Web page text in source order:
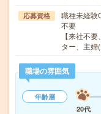
応募資格
職種未経験
不要
【来社不
ター、主
職場の雰囲気
年齢層
20代